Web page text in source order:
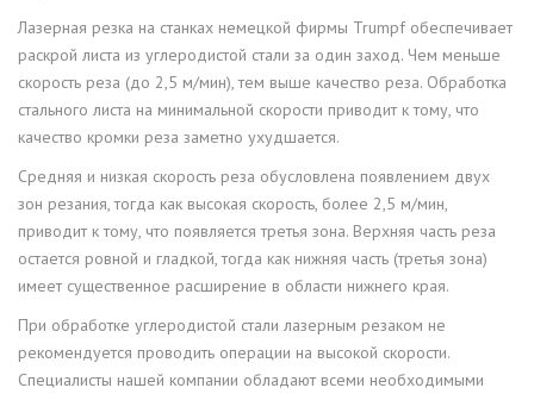
Лазерная резка на станках немецкой фирмы Trumpf обеспечивает
раскрой листа из углеродистой стали за один заход. Чем меньше
скорость реза (до 2,5 м/мин), тем выше качество реза. Обработка
стального листа на минимальной скорости приводит к тому, что
качество кромки реза заметно ухудшается.
Средняя и низкая скорость реза обусловлена появлением двух
зон резания, тогда как высокая скорость, более 2,5 м/мин,
приводит к тому, что появляется третья зона. Верхняя часть реза
остается ровной и гладкой, тогда как нижняя часть (третья зона)
имеет существенное расширение в области нижнего края.
При обработке углеродистой стали лазерным резаком не
рекомендуется проводить операции на высокой скорости.
Специалисты нашей компании обладают всеми необходимыми